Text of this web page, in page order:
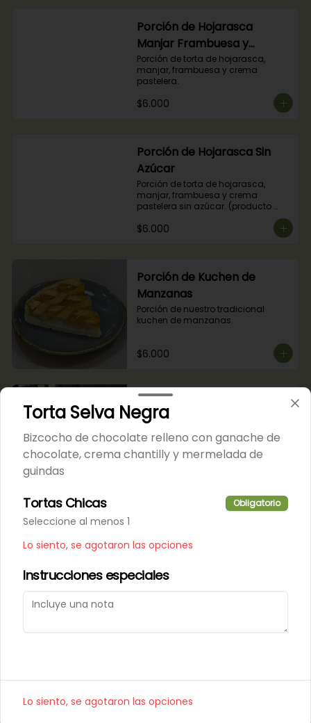
Porción de Hojarasca
Manjar Frambuesa y
Crema Pastelera
Porción de torta de hojarasca,
manjar, frambuesa y crema
pastelera.
$6.000
Porción de Hojarasca Sin
Azúcar
Porción de torta de hojarasca,
manjar, frambuesa y crema
pastelera sin azúcar. (producto
$6.000
Porción de Kuchen de
Manzanas
Porción de nuestro tradicional
kuchen de manzanas.
$6.000
Porción de nuestro tradicional
Pompadour
manjar, plátano y crema de
vainilla.
Alfajores
Torta Selva Negra
Bizcocho de chocolate relleno con ganache de
chocolate, crema chantilly y mermelada de
guindas
Tortas Chicas Obligatorio
Seleccione al menos 1
Lo siento, se agotaron las opciones
Instrucciones especiales
Lo siento, se agotaron las opciones